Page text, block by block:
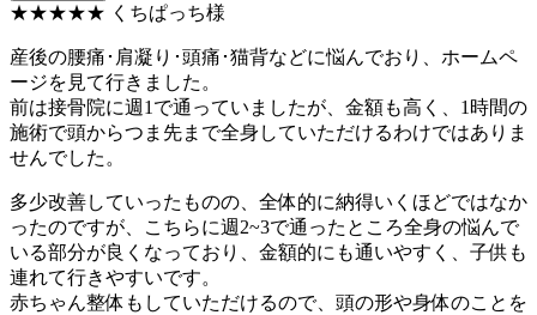
★★★★★ くちぱっち様
産後の腰痛･肩凝り･頭痛･猫背などに悩んでおり、ホームペ
ージを見て行きました。
前は接骨院に週1で通っていましたが、金額も高く、1時間の
施術で頭からつま先まで全身していただけるわけではありま
せんでした。
多少改善していったものの、全体的に納得いくほどではなか
ったのですが、こちらに週2~3で通ったところ全身の悩んで
いる部分が良くなっており、金額的にも通いやすく、子供も
連れて行きやすいです。
赤ちゃん整体もしていただけるので、頭の形や身体のことを